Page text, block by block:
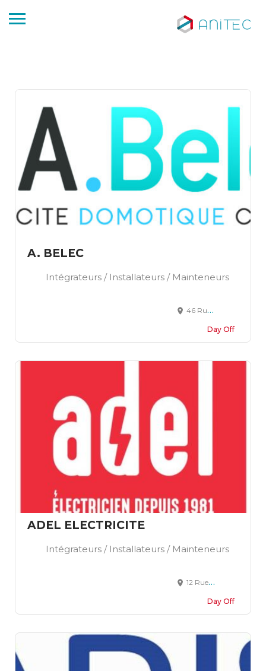
A. BELEC
Intégrateurs / Installateurs / Mainteneurs
46 Rue du Moulin aux Moines ZA NORD, 72650 La Chapelle-Saint-Aubin
Day Off
ADEL ELECTRICITE
Intégrateurs / Installateurs / Mainteneurs
12 Rue de Gamilly, Vernon, France
Day Off